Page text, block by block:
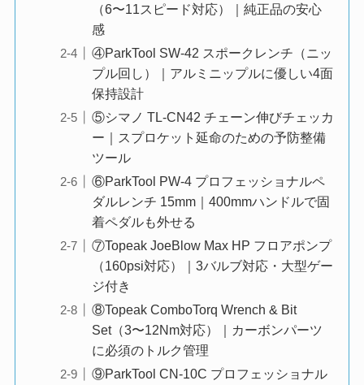
（6〜11スピード対応）｜純正品の安心
感
④ParkTool SW-42 スポークレンチ（ニッ
プル回し）｜アルミニップルに優しい4面
保持設計
⑤シマノ TL-CN42 チェーン伸びチェッカ
ー｜スプロケット延命のための予防整備
ツール
⑥ParkTool PW-4 プロフェッショナルペ
ダルレンチ 15mm｜400mmハンドルで固
着ペダルも外せる
⑦Topeak JoeBlow Max HP フロアポンプ
（160psi対応）｜3バルブ対応・大型ゲー
ジ付き
⑧Topeak ComboTorq Wrench & Bit
Set（3〜12Nm対応）｜カーボンパーツ
に必須のトルク管理
⑨ParkTool CN-10C プロフェッショナル